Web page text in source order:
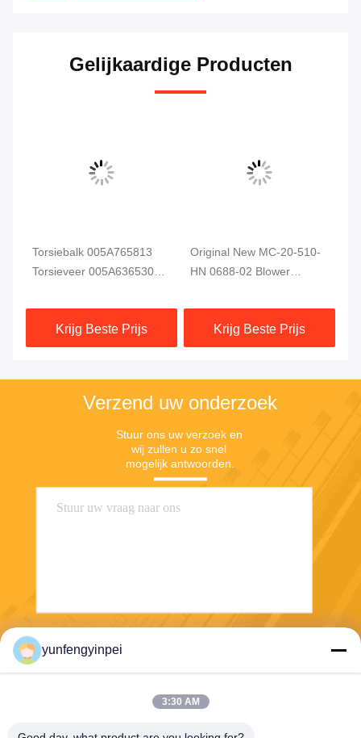
Gelijkaardige Producten
Torsiebalk 005A765813
Torsieveer 005A636530
Printer Spare Parts
Krijg Beste Prijs
Original New MC-20-510-
HN 0688-02 Blower
Solenoïde Valve Voor
Roland 700 Offset Printing
Onderdelen
Krijg Beste Prijs
Verzend uw onderzoek
Stuur ons uw verzoek en
wij zullen u zo snel
mogelijk antwoorden.
yunfengyinpei
3:30 AM